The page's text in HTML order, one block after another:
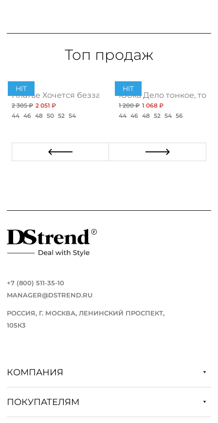
Топ продаж
HIT
Платье Хочется беззаботности, топ
2 305 ₽ 2 051 ₽
44 46 48 50 52 54
HIT
Юбка Дело тонкое, топ
1 200 ₽ 1 068 ₽
44 46 48 52 54 56
+7 (800) 511-35-10
MANAGER@DSTREND.RU
РОССИЯ, Г. МОСКВА, ЛЕНИНСКИЙ ПРОСПЕКТ,
105К3
КОМПАНИЯ
ПОКУПАТЕЛЯМ